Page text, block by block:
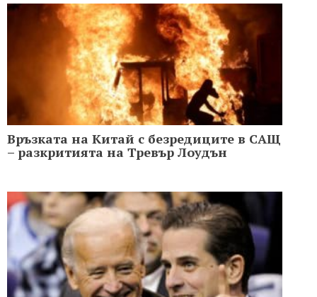
Връзката на Китай с безредиците в САЩ
– разкритията на Тревър Лоудън